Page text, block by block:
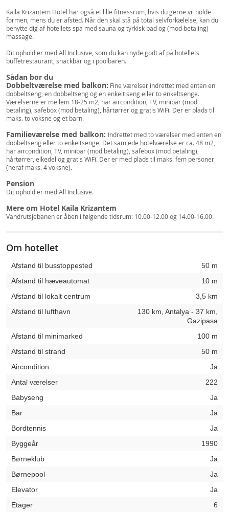
Kaila Krizantem Hotel har også et lille fitnessrum, hvis du gerne vil holde
formen, mens du er afsted. Når den skal stå på total selvforkælelse, kan du
benytte dig af hotellets spa med sauna og tyrkisk bad og (mod betaling)
massage.
Dit ophold er med All Inclusive, som du kan nyde godt af på hotellets
buffetrestaurant, snackbar og i poolbaren.
Sådan bor du
Dobbeltværelse med balkon: Fine værelser indrettet med enten en
dobbeltseng, en dobbeltseng og en enkelt seng eller to enkeltsenge.
Værelserne er mellem 18-25 m2, har aircondition, TV, minibar (mod
betaling), safebox (mod betaling), hårtørrer og gratis WiFi. Der er plads til
maks. to voksne og et barn.
Familieværelse med balkon: Indrettet med to værelser med enten en
dobbeltseng eller to enkeltsenge. Det samlede hotelværelse er ca. 48 m2,
har aircondition, TV, minibar (mod betaling), safebox (mod betaling),
hårtørrer, elkedel og gratis WiFi. Der er med plads til maks. fem personer
(heraf maks. 4 voksne).
Pension
Dit ophold er med All Inclusive.
Mere om Hotel Kaila Krizantem
Vandrutsjebanen er åben i følgende tidsrum: 10.00-12.00 og 14.00-16.00.
Om hotellet
Afstand til busstoppested
50 m
Afstand til hæveautomat
10 m
Afstand til lokalt centrum
3,5 km
Afstand til lufthavn
130 km, Antalya - 37 km,
Gazipasa
Afstand til minimarked
100 m
Afstand til strand
50 m
Aircondition
Ja
Antal værelser
222
Babyseng
Ja
Bar
Ja
Bordtennis
Ja
Byggeår
1990
Børneklub
Ja
Børnepool
Ja
Elevator
Ja
Etager
6